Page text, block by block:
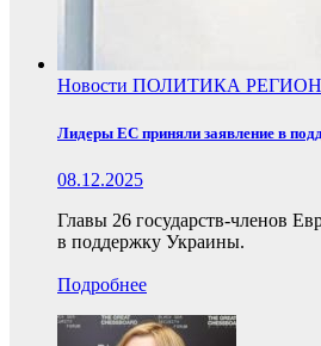
Новости ПОЛИТИКА РЕГИОН
Лидеры ЕС приняли заявление в
08.12.2025
Главы 26 государств-членов
в поддержку Украины.
Подробнее